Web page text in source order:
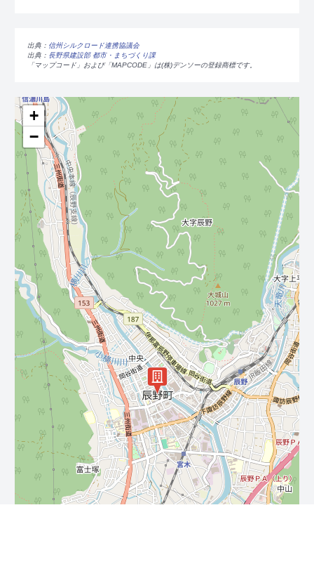
出典： 信州シルクロード連携協議会
出典： 長野県建設部 都市・まちづくり課
「マップコード」および「MAPCODE」は(株)デンソーの登録商標です。
+
−